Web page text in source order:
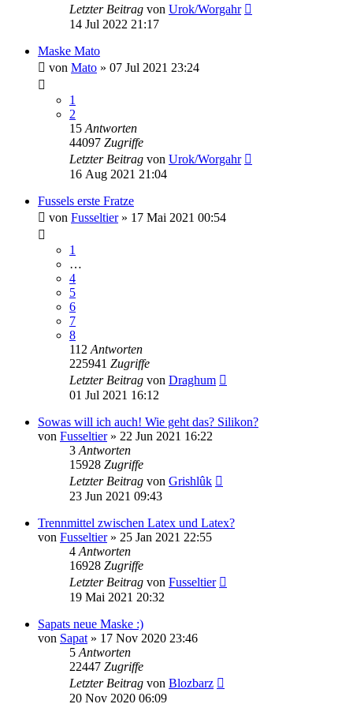
Letzter Beitrag von Urok/Worgahr
14 Jul 2022 21:17
Maske Mato
von Mato » 07 Jul 2021 23:24
1
2
15 Antworten
44097 Zugriffe
Letzter Beitrag von Urok/Worgahr
16 Aug 2021 21:04
Fussels erste Fratze
von Fusseltier» 17 Mai 2021 00:54
1
…
4
5
6
7
8
112 Antworten
225941 Zugriffe
Letzter Beitrag von Draghum
01 Jul 2021 16:12
Sowas will ich auch! Wie geht das? Silikon?
von Fusseltier» 22 Jun 2021 16:22
3 Antworten
15928 Zugriffe
Letzter Beitrag von Grishlûk
23 Jun 2021 09:43
Trennmittel zwischen Latex und Latex?
von Fusseltier» 25 Jan 2021 22:55
4 Antworten
16928 Zugriffe
Letzter Beitrag von Fusseltier
19 Mai 2021 20:32
Sapats neue Maske :)
von Sapat » 17 Nov 2020 23:46
5 Antworten
22447 Zugriffe
Letzter Beitrag von Blozbarz
20 Nov 2020 06:09